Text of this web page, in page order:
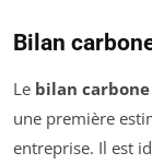
Bilan
Le bilan
une première
entreprise. Il est